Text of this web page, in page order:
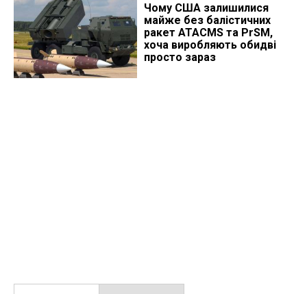
Чому США залишилися
майже без балістичних
ракет ATACMS та PrSM,
хоча виробляють обидві
просто зараз